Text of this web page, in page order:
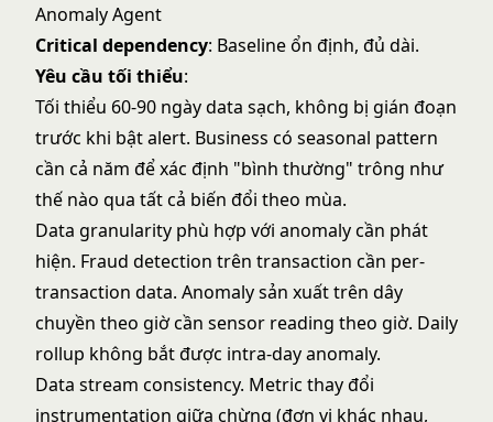
Anomaly Agent
Critical dependency: Baseline ổn định, đủ dài.
Yêu cầu tối thiểu:
Tối thiểu 60-90 ngày data sạch, không bị gián đoạn
trước khi bật alert. Business có seasonal pattern
cần cả năm để xác định "bình thường" trông như
thế nào qua tất cả biến đổi theo mùa.
Data granularity phù hợp với anomaly cần phát
hiện. Fraud detection trên transaction cần per-
transaction data. Anomaly sản xuất trên dây
chuyền theo giờ cần sensor reading theo giờ. Daily
rollup không bắt được intra-day anomaly.
Data stream consistency. Metric thay đổi
instrumentation giữa chừng (đơn vị khác nhau,